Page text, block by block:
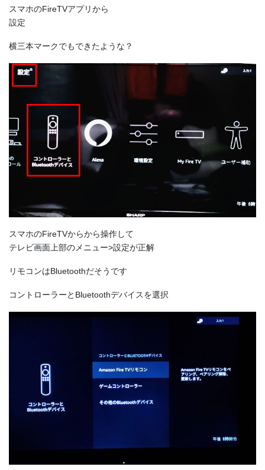
スマホのFireTVアプリから
設定
横三本マークでもできたような？
スマホのFireTVからから操作して
テレビ画面上部のメニュー>設定が正解
リモコンはBluetoothだそうです
コントローラーとBluetoothデバイスを選択